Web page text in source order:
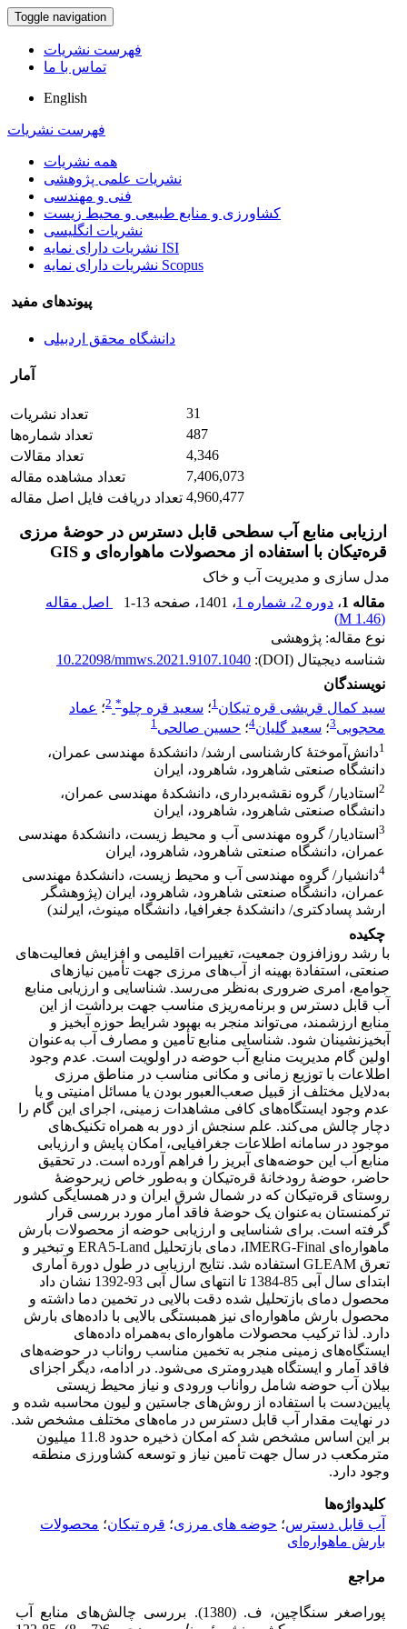
Toggle navigation
فهرست نشریات
تماس با ما
English
فهرست نشریات
همه نشریات
نشریات علمی پژوهشی
فنی و مهندسی
کشاورزی و منابع طبیعی و محیط زیست
نشریات انگلیسی
نشریات دارای نمایه ISI
نشریات دارای نمایه Scopus
پیوندهای مفید
دانشگاه محقق اردبیلی
آمار
تعداد نشریات
31
تعداد شماره‌ها
487
تعداد مقالات
4,346
تعداد مشاهده مقاله
7,406,073
تعداد دریافت فایل اصل مقاله 4,960,477
ارزیابی منابع آب سطحی قابل دسترس در حوضۀ مرزی
قره‌تیکان با استفاده از محصولات ماهواره‌ای و GIS
مدل سازی و مدیریت آب و خاک
مقاله 1
، دوره 2، شماره 1 ، 1401 ، صفحه 1-13
اصل مقاله
(
1.46 M
)
نوع مقاله: پژوهشی
شناسه دیجیتال (DOI):
10.22098/mmws.2021.9107.1040
نویسندگان
سید کمال قریشی قره تیکان1؛ سعید قره چلو*
2؛ عماد
محجوبی3؛ سعید گلیان4؛ حسین صالحی1
1دانش‌آموختۀ کارشناسی ارشد/ دانشکدۀ مهندسی عمران،
دانشگاه صنعتی شاهرود، شاهرود، ایران
2 استادیار/ گروه نقشه‌برداری، دانشکدۀ مهندسی عمران،
دانشگاه صنعتی شاهرود، شاهرود، ایران
3 استادیار/ گروه مهندسی آب و محیط زیست، دانشکدۀ مهندسی
عمران، دانشگاه صنعتی شاهرود، شاهرود، ایران
4دانشیار/ گروه مهندسی آب و محیط زیست، دانشکدۀ مهندسی
عمران، دانشگاه صنعتی شاهرود، شاهرود، ایران (پژوهشگر
ارشد پسادکتری/ دانشکدۀ جغرافیا، دانشگاه مینوث، ایرلند)
چکیده
با رشد روزافزون جمعیت، تغییرات اقلیمی و افزایش فعالیت‌های
صنعتی، استفادة بهینه از آب‌های مرزی جهت تأمین نیازهای
جوامع، امری ضروری به‌نظر می‌رسد. شناسایی و ارزیابی منابع
آب قابل دسترس و برنامه‌ریزی مناسب جهت برداشت از این
منابع ارزشمند، می‌تواند منجر به بهبود شرایط حوزه آبخیز و
آبخیزنشینان شود. شناسایی منابع تأمین و مصارف آب به‌عنوان
اولین گام مدیریت منابع آب حوضه در اولویت است. عدم وجود
اطلاعات با توزیع زمانی و مکانی مناسب در مناطق مرزی
به‌دلایل مختلف از قبیل صعب‌العبور بودن یا مسائل امنیتی و یا
عدم وجود ایستگاه‌های کافی مشاهدات زمینی، اجرای این گام را
دچار چالش می‌کند. علم سنجش‌ از دور به همراه تکنیک‌های
موجود در سامانه اطلاعات جغرافیایی، امکان پایش و ارزیابی
منابع آب این حوضه‌های آبریز را فراهم آورده است. در تحقیق
حاضر، حوضۀ رودخانۀ قره‌تیکان و به‌طور خاص زیرحوضۀ
روستای قره‌تیکان که در شمال شرق ایران و در همسایگی کشور
ترکمنستان به‌عنوان یک حوضۀ فاقد آمار مورد بررسی قرار
گرفته است. برای شناسایی و ارزیابی حوضه از محصولات بارش
ماهواره‌ای IMERG-Final، دمای بازتحلیل ERA5-Land و تبخیر و
تعرق GLEAM استفاده شد. نتایج ارزیابی در طول دورة آماری
ابتدای سال آبی 85-1384 تا انتهای سال آبی 93-1392 نشان داد
محصول دمای بازتحلیل شده دقت بالایی در تخمین دما داشته و
محصول بارش ماهواره‌ای نیز همبستگی بالایی با داده‌های بارش
دارد. لذا ترکیب محصولات ماهواره‌ای به‌همراه داده‌های
ایستگاه‌های زمینی منجر به تخمین مناسب رواناب در حوضه‌های
فاقد آمار و ایستگاه هیدرومتری می‌شود. در ادامه، دیگر اجزای
بیلان آب حوضه شامل رواناب ورودی و نیاز محیط زیستی
پایین‌دست با استفاده از روش‌های جاستین و لیون محاسبه شده و
در نهایت مقدار آب قابل دسترس در ماه‌های مختلف مشخص شد.
بر این اساس مشخص شد که امکان ذخیره حدود 11.8 میلیون
مترمکعب در سال جهت تأمین نیاز و توسعه کشاورزی منطقه
وجود دارد.
کلیدواژه‌ها
آب قابل دسترس؛ حوضه های مرزی؛ قره تیکان؛ محصولات
بارش ماهواره‌ای
مراجع
پوراصغر سنگاچین، ف. (1380). بررسی چالش‌های منابع آب